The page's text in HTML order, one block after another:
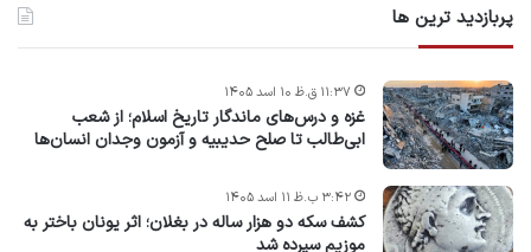
پربازدید ترین ها
غزه و درس‌های ماندگار تاریخ اسلام؛ از شعب
ابی‌طالب تا صلح حدیبیه و آزمون وجدان انسان‌ها
۱۱:۳۷ ق.ظ ۱۰ اسد ۱۴۰۵
کشف سکه دو هزار ساله در بغلان؛ اثر یونان باختر به
موزیم سپرده شد
۳:۴۲ ب.ظ ۱۱ اسد ۱۴۰۵